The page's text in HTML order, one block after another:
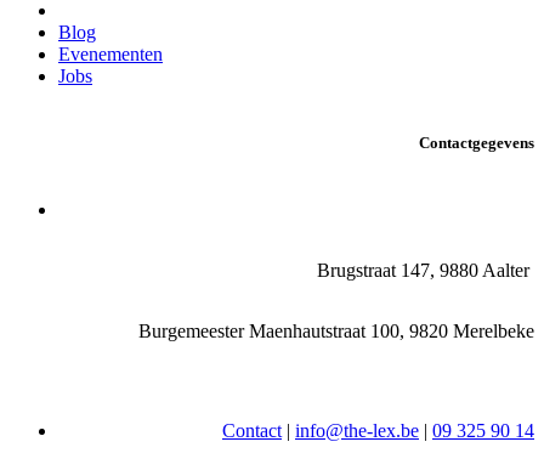
Blog
Evenementen
Jobs
Contactgegevens
Brugstraat 147, 9880 Aalter
Burgemeester Maenhautstraat 100, 9820 Merelbeke
Contact | info@the-lex.be | 09 325 90 14